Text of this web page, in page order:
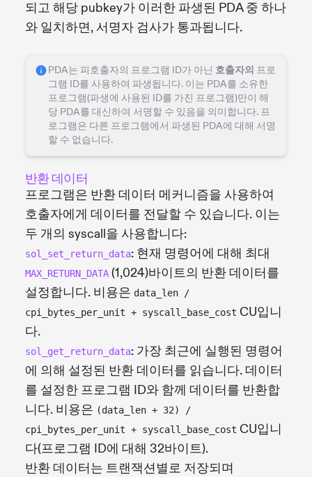
되고 해당 pubkey가 이러한 파생된 PDA 중 하나
와 일치하면, 서명자 검사가 통과됩니다.
PDA는 피호출자의 프로그램 ID가 아닌 호출자의 프로
그램 ID를 사용하여 파생됩니다. 이는 PDA를 소유한
프로그램(파생에 사용된 ID를 가진 프로그램)만이 해
당 PDA를 대신하여 서명할 수 있음을 의미합니다. 프
로그램은 다른 프로그램에서 파생된 PDA에 대해 서명
할 수 없습니다.
반환 데이터
프로그램은 반환 데이터 메커니즘을 사용하여
호출자에게 데이터를 전달할 수 있습니다. 이는
두 개의 syscall을 사용합니다:
sol_set_return_data: 현재 명령어에 대해 최대
MAX_RETURN_DATA (1,024)바이트의 반환 데이터를
설정합니다. 비용은 data_len /
cpi_bytes_per_unit + syscall_base_cost CU입니
다.
sol_get_return_data: 가장 최근에 실행된 명령어
에 의해 설정된 반환 데이터를 읽습니다. 데이터
를 설정한 프로그램 ID와 함께 데이터를 반환합
니다. 비용은 (data_len + 32) /
cpi_bytes_per_unit + syscall_base_cost CU입니
다(프로그램 ID에 대해 32바이트).
반환 데이터는 트랜잭션별로 저장되며